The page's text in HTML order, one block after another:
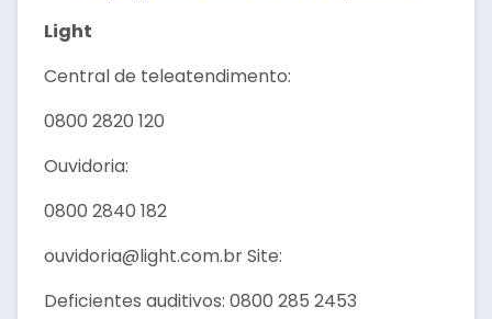
Light
Central de teleatendimento:
0800 2820 120
Ouvidoria:
0800 2840 182
ouvidoria@light.com.br Site:
Deficientes auditivos: 0800 285 2453